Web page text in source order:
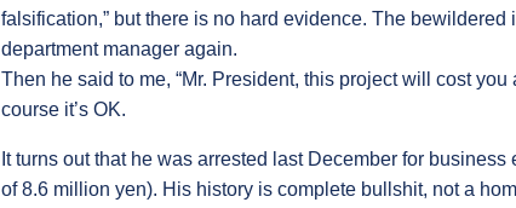
falsification,” but there is no hard evidence. The
department manager again.
Then he said to me, “Mr. President, this project will cost
course it’s OK.
It turns out that he was arrested last December for
of 8.6 million yen). His history is complete bullshit, not a